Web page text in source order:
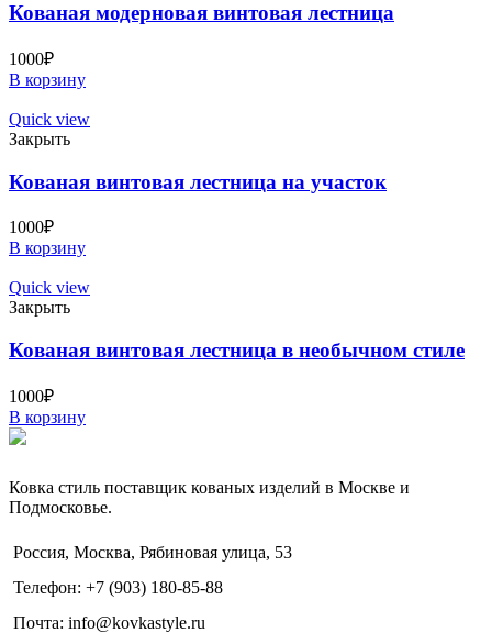
Кованая модерновая винтовая лестница
1000₽
В корзину
Quick view
Закрыть
Кованая винтовая лестница на участок
1000₽
В корзину
Quick view
Закрыть
Кованая винтовая лестница в необычном стиле
1000₽
В корзину
Ковка стиль поставщик кованых изделий в Москве и
Подмосковье.
Россия, Москва, Рябиновая улица, 53
Телефон: +7 (903) 180-85-88
Почта: info@kovkastyle.ru